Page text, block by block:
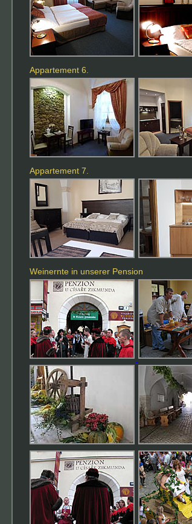
Appartement 6.
Appartement 7.
Weinernte in unserer Pension